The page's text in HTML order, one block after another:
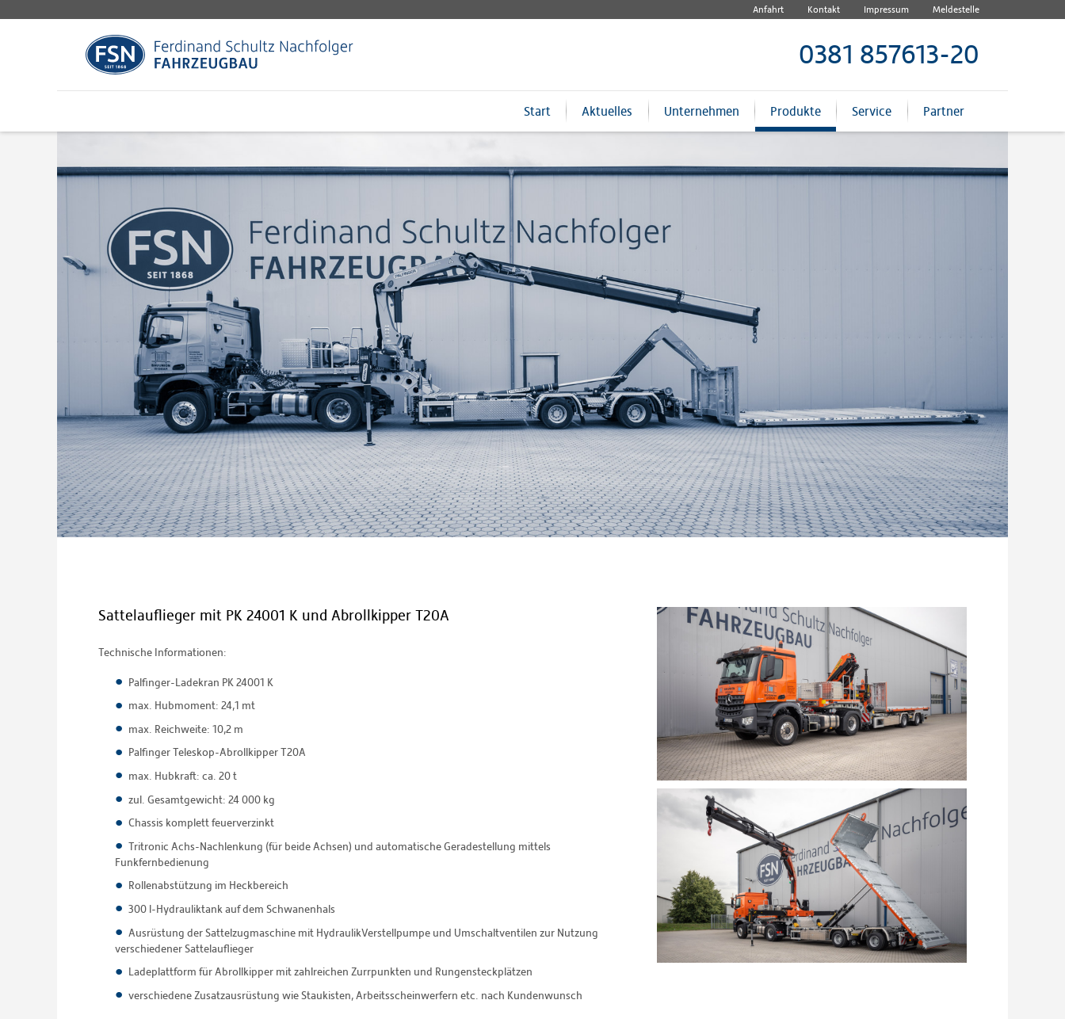
Anfahrt Kontakt Impressum Meldestelle
0381 857613-20
Start Aktuelles Unternehmen Produkte Service Partner
Sattelauflieger mit PK 24001 K und Abrollkipper T20A
Technische Informationen:
Palfinger-Ladekran PK 24001 K
max. Hubmoment: 24,1 mt
max. Reichweite: 10,2 m
Palfinger Teleskop-Abrollkipper T20A
max. Hubkraft: ca. 20 t
zul. Gesamtgewicht: 24 000 kg
Chassis komplett feuerverzinkt
Tritronic Achs-Nachlenkung (für beide Achsen) und automatische Geradestellung mittels
Funkfernbedienung
Rollenabstützung im Heckbereich
300 l-Hydrauliktank auf dem Schwanenhals
Ausrüstung der Sattelzugmaschine mit HydraulikVerstellpumpe und Umschaltventilen zur Nutzung
verschiedener Sattelauflieger
Ladeplattform für Abrollkipper mit zahlreichen Zurrpunkten und Rungensteckplätzen
verschiedene Zusatzausrüstung wie Staukisten, Arbeitsscheinwerfern etc. nach Kundenwunsch